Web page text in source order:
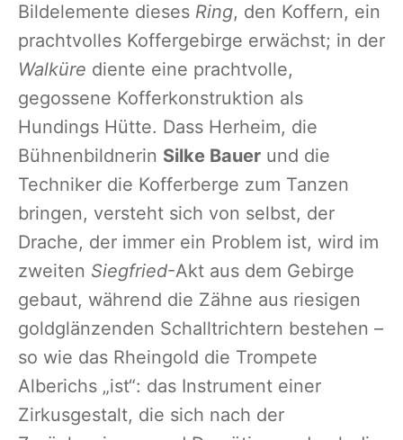
Bildelemente dieses Ring, den Koffern, ein
prachtvolles Koffergebirge erwächst; in der
Walküre diente eine prachtvolle,
gegossene Kofferkonstruktion als
Hundings Hütte. Dass Herheim, die
Bühnenbildnerin Silke Bauer und die
Techniker die Kofferberge zum Tanzen
bringen, versteht sich von selbst, der
Drache, der immer ein Problem ist, wird im
zweiten Siegfried-Akt aus dem Gebirge
gebaut, während die Zähne aus riesigen
goldglänzenden Schalltrichtern bestehen –
so wie das Rheingold die Trompete
Alberichs „ist“: das Instrument einer
Zirkusgestalt, die sich nach der